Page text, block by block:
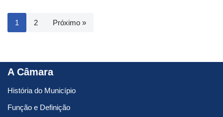
1 2 Próximo »
A Câmara
História do Município
Função e Definição